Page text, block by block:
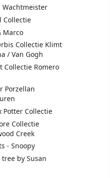
Wachtmeister
Collectie
Marco
Collectie Klimt
/ Van Gogh
Collectie Romero
Porzellan
Potter Collectie
Collectie
Creek
- Snoopy
by Susan